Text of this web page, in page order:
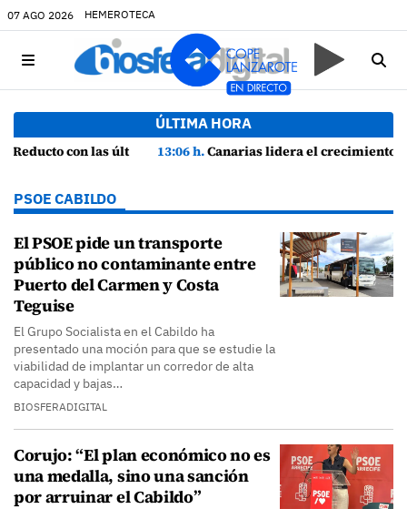
07 AGO 2026 HEMEROTECA
ÚLTIMA HORA
13:06 h.Canarias lidera el crecimiento económico y consolida su recuperación con un empleo en máximos históricos
PSOE CABILDO
El PSOE pide un transporte
público no contaminante entre
Puerto del Carmen y Costa
Teguise
El Grupo Socialista en el Cabildo ha
presentado una moción para que se estudie la
viabilidad de implantar un corredor de alta
capacidad y bajas…
BIOSFERADIGITAL
Corujo: “El plan económico no es
una medalla, sino una sanción
por arruinar el Cabildo”